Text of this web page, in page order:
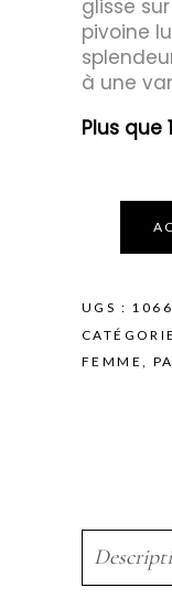
glisse
pivoine
à une
Plus que
UGS :
FEMME ,